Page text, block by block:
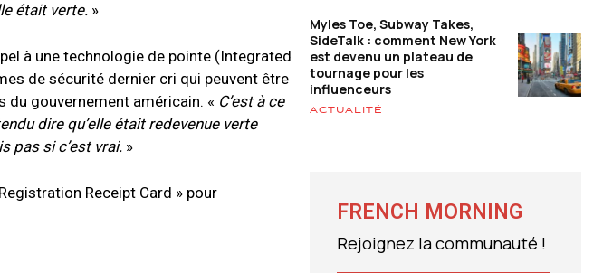
était verte. »
à une technologie de pointe (Integrated
de sécurité dernier cri qui peuvent être
du gouvernement américain. « C’est à ce
dire qu’elle était redevenue verte
pas si c’est vrai. »
Receipt Card » pour
Myles Toe, Subway Takes,
SideTalk : comment New York
est devenu un plateau de
tournage pour les
influenceurs
ACTUALITÉ
FRENCH MORNING
Rejoignez la communauté !